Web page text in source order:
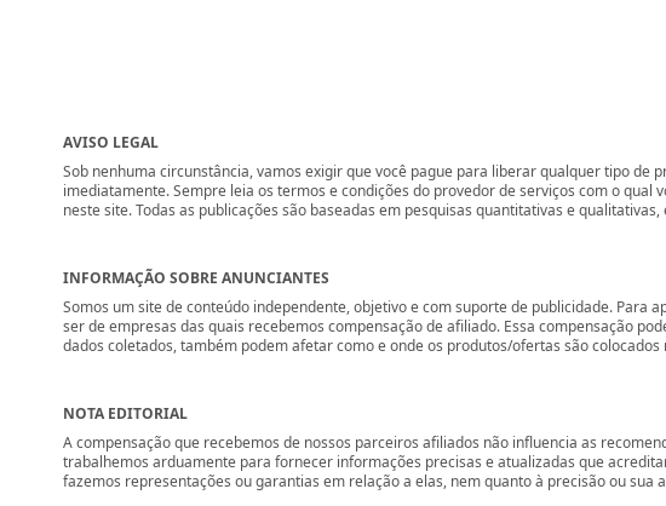
AVISO LEGAL
Sob nenhuma circunstância, vamos exigir que você pague para liberar qualquer tipo
imediatamente. Sempre leia os termos e condições do provedor de serviços com o
neste site. Todas as publicações são baseadas em pesquisas quantitativas e
INFORMAÇÃO SOBRE ANUNCIANTES
Somos um site de conteúdo independente, objetivo e com suporte de publicidade.
ser de empresas das quais recebemos compensação de afiliado. Essa compensação
dados coletados, também podem afetar como e onde os produtos/ofertas são
NOTA EDITORIAL
A compensação que recebemos de nossos parceiros afiliados não influencia as
trabalhemos arduamente para fornecer informações precisas e atualizadas que
fazemos representações ou garantias em relação a elas, nem quanto à precisão ou sua